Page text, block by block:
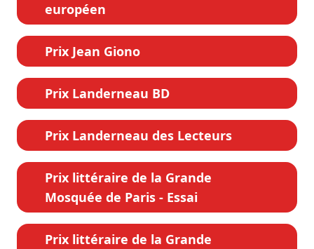
européen
Prix Jean Giono
Prix Landerneau BD
Prix Landerneau des Lecteurs
Prix littéraire de la Grande
Mosquée de Paris - Essai
Prix littéraire de la Grande